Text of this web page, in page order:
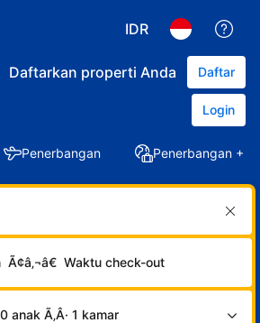
IDR
Daftarkan properti Anda Daftar
Login
Penerbangan Penerbangan +
Ã¢â‚¬â€ Waktu check-out
anak Ã‚Â· 1 kamar